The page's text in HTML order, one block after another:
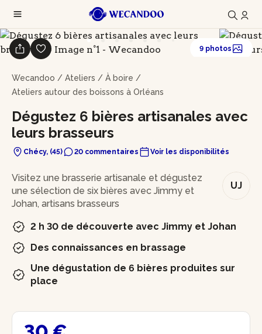
Wecandoo / Ateliers / À boire /
Ateliers autour des boissons à Orléans
Dégustez 6 bières artisanales avec
leurs brasseurs
Chécy, (45) 20 commentaires Voir les disponibilités
9 photos
En bref
UJ
Visitez une brasserie artisanale et dégustez
une sélection de six bières avec Jimmy et
Johan, artisans brasseurs
2 h 30 de découverte avec Jimmy et Johan
Des connaissances en brassage
Une dégustation de 6 bières produites sur
place